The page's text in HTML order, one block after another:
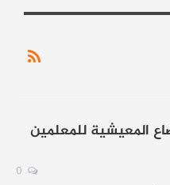
المعيشية للمعلمين